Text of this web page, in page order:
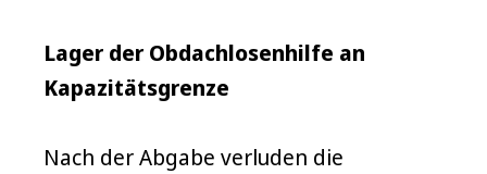
Lager der Obdachlosenhilfe an
Kapazitätsgrenze
Nach der Abgabe verluden die